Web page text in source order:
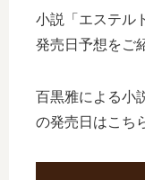
小説「エステル
発売日予想をご
百黒雅による小
の発売日はこち